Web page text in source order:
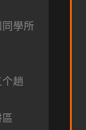
學所
趟